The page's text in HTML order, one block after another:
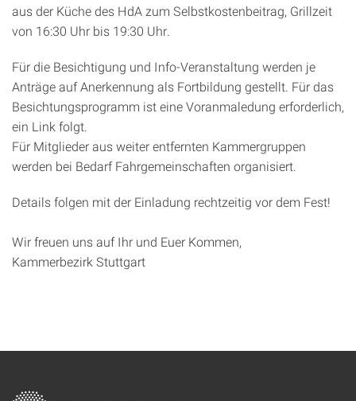
aus der Küche des HdA zum Selbstkostenbeitrag, Grillzeit
von 16:30 Uhr bis 19:30 Uhr.
Für die Besichtigung und Info-Veranstaltung werden je
Anträge auf Anerkennung als Fortbildung gestellt. Für das
Besichtungsprogramm ist eine Voranmaledung erforderlich,
ein Link folgt.
Für Mitglieder aus weiter entfernten Kammergruppen
werden bei Bedarf Fahrgemeinschaften organisiert.
Details folgen mit der Einladung rechtzeitig vor dem Fest!
Wir freuen uns auf Ihr und Euer Kommen,
Kammerbezirk Stuttgart